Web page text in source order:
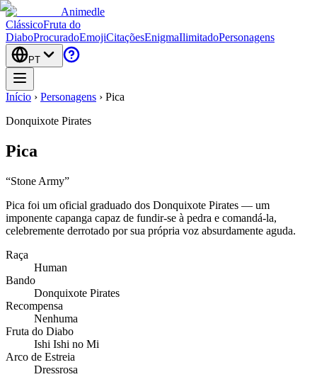
Animedle
ClássicoFruta do
DiaboProcuradoEmojiCitaçõesEnigmaIlimitadoPersonagens
PT
Início › Personagens › Pica
Donquixote Pirates
Pica
“Stone Army”
Pica foi um oficial graduado dos Donquixote Pirates — um
imponente capanga capaz de fundir-se à pedra e comandá-la,
celebremente derrotado por sua própria voz absurdamente aguda.
Raça
Human
Bando
Donquixote Pirates
Recompensa
Nenhuma
Fruta do Diabo
Ishi Ishi no Mi
Arco de Estreia
Dressrosa